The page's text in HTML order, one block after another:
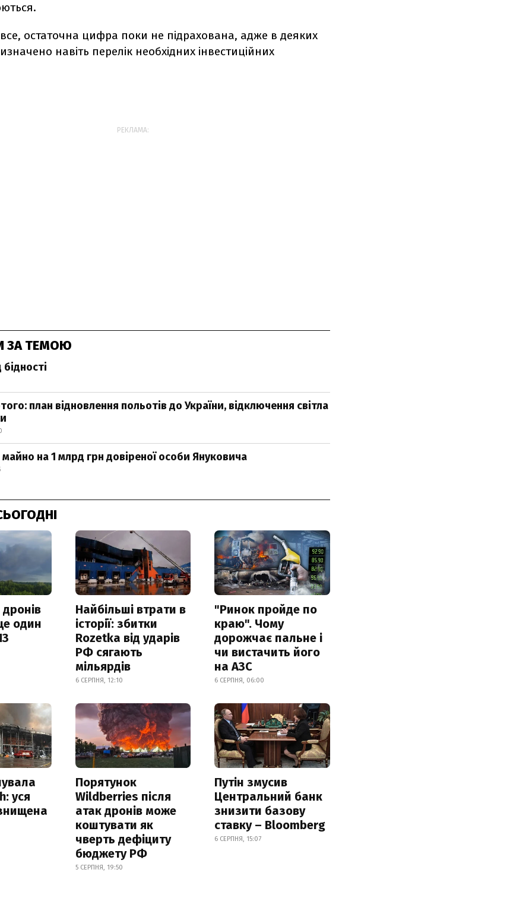
остаточна цифра поки не підрахована, адже в деяких
навіть перелік необхідних інвестиційних
РЕКЛАМА:
ЗА ТЕМОЮ
план відновлення польотів до України, відключення світла
на 1 млрд грн довіреної особи Януковича
один
Найбільші втрати в
історії: збитки
Rozetka від ударів
РФ сягають
мільярдів
6 СЕРПНЯ, 12:10
"Ринок пройде по
краю". Чому
дорожчає пальне і
чи вистачить його
на АЗС
6 СЕРПНЯ, 06:00
уся
Порятунок
Wildberries після
атак дронів може
коштувати як
чверть дефіциту
бюджету РФ
5 СЕРПНЯ, 19:50
Путін змусив
Центральний банк
знизити базову
ставку – Bloomberg
6 СЕРПНЯ, 15:07